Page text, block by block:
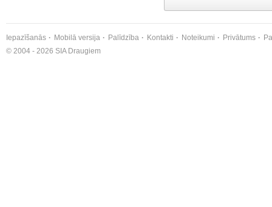
Iepazīšanās Mobilā versija Palīdzība Kontakti Noteikumi Privātums
© 2004 - 2026 SIA Draugiem